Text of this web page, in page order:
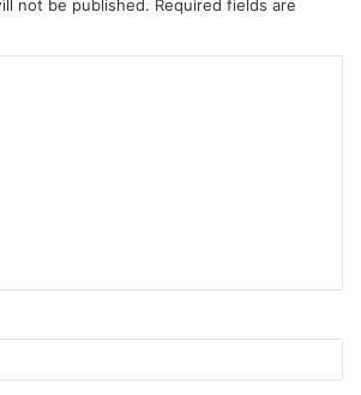
not be published. Required fields are